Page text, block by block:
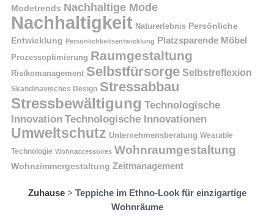
Modetrends Nachhaltige Mode
Nachhaltigkeit Naturerlebnis Persönliche
Entwicklung Persönlichkeitsentwicklung Platzsparende Möbel
Prozessoptimierung Raumgestaltung
Risikomanagement Selbstfürsorge Selbstreflexion
Skandinavisches Design Stressabbau
Stressbewältigung Technologische
Innovation Technologische Innovationen
Umweltschutz Unternehmensberatung Wearable
Technologie Wohnaccessoires Wohnraumgestaltung
Wohnzimmergestaltung Zeitmanagement
Zuhause> Teppiche im Ethno-Look für einzigartige
Wohnräume